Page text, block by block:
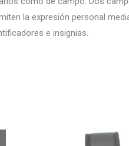
la expresión personal
e insignias.